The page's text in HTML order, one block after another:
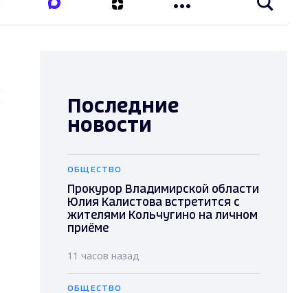
Последние
новости
ОБЩЕСТВО
Прокурор Владимирской области
Юлия Калистова встретится с
жителями Кольчугино на личном
приёме
11 часов назад
ОБЩЕСТВО